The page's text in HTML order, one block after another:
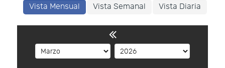
Vista Mensual Vista Semanal Vista Diaria